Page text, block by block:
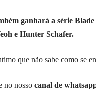
ganhará a série
e Hunter Schafer.
que não sabe como se
no nosso canal de